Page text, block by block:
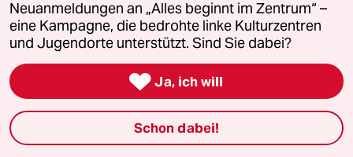
Wir wissen, dass Kinder auch betroffen sind.
auch wenn es nur begrenzt harte Daten zum
Ausmaß des Problems gibt:
twitter.com/search?q=%23LongCovidKids
Der Begriff der "leichten" Infektion ist also eine
erhebliche Verharmlosung.
Mir unverständlich, warum dieser Aspekt so
sehr ignoriert wird und völlig der viel
Neuanmeldungen an „Alles beginnt im Zentrum“ –
eine Kampagne, die bedrohte linke Kulturzentren
und Jugendorte unterstützt. Sind Sie dabei?
 Ja, ich will
Schon dabei!